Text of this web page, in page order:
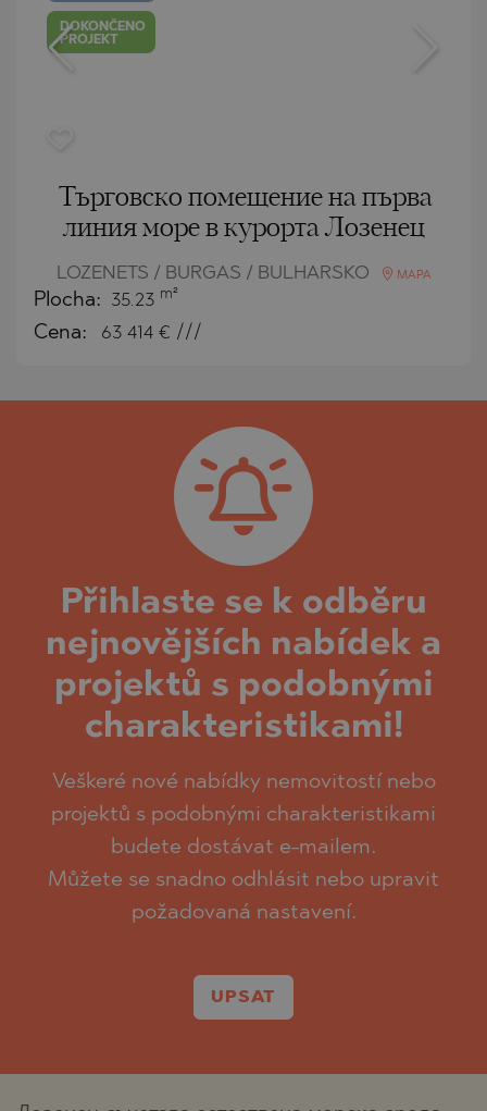
DOKONČENO
PROJEKT
Търговско помещение на първа
линия море в курорта Лозенец
LOZENETS / BURGAS / BULHARSKO MAPA
Plocha: 35.23 m²
Cena: 63 414 € ///
Přihlaste se k odběru
nejnovějších nabídek a
projektů s podobnými
charakteristikami!
Veškeré nové nabídky nemovitostí nebo
projektů s podobnými charakteristikami
budete dostávat e-mailem.
Můžete se snadno odhlásit nebo upravit
požadovaná nastavení.
UPSAT